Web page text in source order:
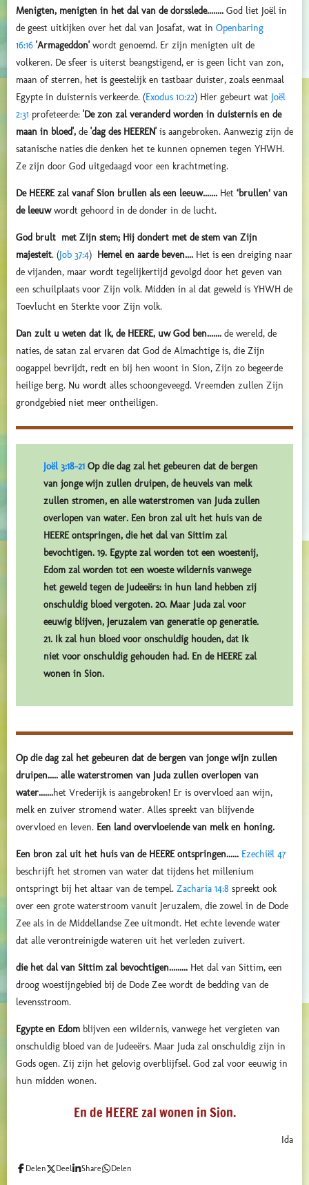
Menigten, menigten in het dal van de dorsslede........ God liet Joël in
de geest uitkijken over het dal van Josafat, wat in Openbaring
16:16 'Armageddon' wordt genoemd. Er zijn menigten uit de
volkeren. De sfeer is uiterst beangstigend, er is geen licht van zon,
maan of sterren, het is geestelijk en tastbaar duister, zoals eenmaal
Egypte in duisternis verkeerde. (Exodus 10:22) Hier gebeurt wat Joël
2:31 profeteerde: 'De zon zal veranderd worden in duisternisen de
maan in bloed', de 'dag des HEEREN' is aangebroken. Aanwezig zijn de
satanische naties die denken het te kunnen opnemen tegen YHWH.
Ze zijn door God uitgedaagd voor een krachtmeting.
De HEERE zal vanaf Sion brullen als een leeuw....... Het ‘brullen’ van
de leeuwwordt gehoord in de donder in de lucht.
God brult met Zijn stem; Hij dondert met de stem van Zijn
majesteit. (Job 37:4) Hemel en aarde beven.... Het is een dreiging naar
de vijanden, maar wordt tegelijkertijd gevolgd door het geven van
een schuilplaats voor Zijn volk. Midden in al dat geweld is YHWH de
Toevlucht en Sterkte voor Zijn volk.
Dan zult u weten dat Ik, de HEERE, uw God ben....... de wereld, de
naties, de satan zal ervaren dat God de Almachtige is, die Zijn
oogappel bevrijdt, redt en bij hen woont in Sion, Zijn zo begeerde
heilige berg. Nu wordt alles schoongeveegd. Vreemden zullen Zijn
grondgebied niet meer ontheiligen.
Joël 3:18-21 Op die dag zal het gebeuren dat de bergen
van jonge wijn zullen druipen, de heuvels van melk
zullen stromen, en alle waterstromen van Juda zullen
overlopen van water. Een bron zal uit het huis van de
HEERE ontspringen, die het dal van Sittim zal
bevochtigen. 19. Egypte zal worden tot een woestenij,
Edom zal worden tot een woeste wildernis vanwege
het geweld tegen de Judeeërs: in hun land hebben zij
onschuldig bloed vergoten. 20. Maar Juda zal voor
eeuwig blijven, Jeruzalem van generatie op generatie.
21. Ik zal hun bloed voor onschuldig houden, dat Ik
niet voor onschuldig gehouden had. En de HEERE zal
wonen in Sion.
Op die dag zal het gebeuren dat de bergen van jonge wijn zullen
druipen..... alle waterstromen van Juda zullen overlopen van
water.......het Vrederijk is aangebroken! Er is overvloed aan wijn,
melk en zuiver stromend water. Alles spreekt van blijvende
overvloed en leven. Een land overvloeiende van melk en honing.
Een bron zal uit het huis van de HEERE ontspringen...... Ezechiël 47
beschrijft het stromen van water dat tijdens het millenium
ontspringt bij het altaar van de tempel. Zacharia 14:8 spreekt ook
over een grote waterstroom vanuit Jeruzalem, die zowel in de Dode
Zee als in de Middellandse Zee uitmondt. Het echte levende water
dat alle verontreinigde wateren uit het verleden zuivert.
die het dal van Sittim zal bevochtigen......... Het dal van Sittim, een
droog woestijngebied bij de Dode Zee wordt de bedding van de
levensstroom.
Egypte en Edom blijven een wildernis, vanwege het vergieten van
onschuldig bloed van de Judeeërs. Maar Juda zal onschuldig zijn in
Gods ogen. Zij zijn het gelovig overblijfsel. God zal voor eeuwig in
hun midden wonen.
En de HEERE zal wonen in Sion.
Ida
Delen Deel Share Delen